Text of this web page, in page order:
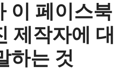
이 페이스북
제작자에 대
하는 것